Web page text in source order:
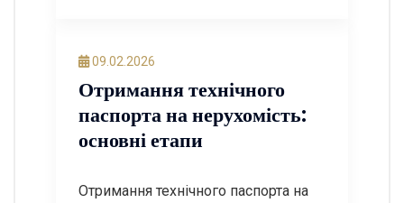
легалізації. У цьому пості ми
щодо узаконення модульної АЗС, а
також відповімо на найчастіші
запитання. Крок […]
09.02.2026
Отримання технічного
паспорта на нерухомість:
основні етапи
Отримання технічного паспорта на